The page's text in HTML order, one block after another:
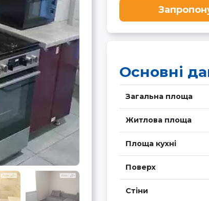
Основні
Загальна площа
Житлова площа
Площа кухні
Поверх
Стіни